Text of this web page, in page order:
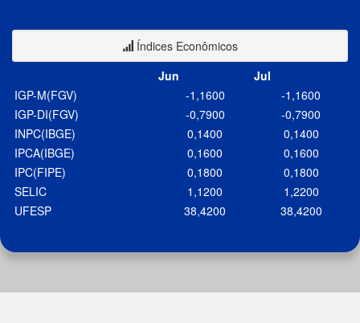
Índices Econômicos
Jun
Jul
IGP-M(FGV)
-1,1600
-1,1600
IGP-DI(FGV)
-0,7900
-0,7900
INPC(IBGE)
0,1400
0,1400
IPCA(IBGE)
0,1600
0,1600
IPC(FIPE)
0,1800
0,1800
SELIC
1,1200
1,2200
UFESP
38,4200 38,4200